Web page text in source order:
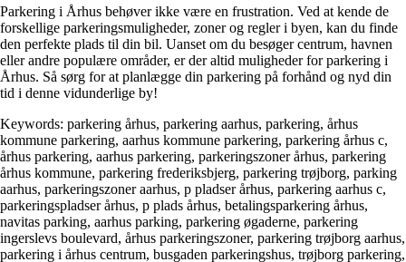
Parkering i Århus behøver ikke være en frustration. Ved at kende de
forskellige parkeringsmuligheder, zoner og regler i byen, kan du finde
den perfekte plads til din bil. Uanset om du besøger centrum, havnen
eller andre populære områder, er der altid muligheder for parkering i
Århus. Så sørg for at planlægge din parkering på forhånd og nyd din
tid i denne vidunderlige by!
Keywords: parkering århus, parkering aarhus, parkering, århus
kommune parkering, aarhus kommune parkering, parkering århus c,
århus parkering, aarhus parkering, parkeringszoner århus, parkering
århus kommune, parkering frederiksbjerg, parkering trøjborg, parking
aarhus, parkeringszoner aarhus, p pladser århus, parkering aarhus c,
parkeringspladser århus, p plads århus, betalingsparkering århus,
navitas parking, aarhus parking, parkering øgaderne, parkering
ingerslevs boulevard, århus parkeringszoner, parkering trøjborg aarhus,
parkering i århus centrum, busgaden parkeringshus, trøjborg parkering,